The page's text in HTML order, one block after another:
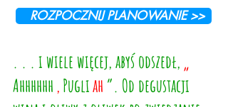
ROZPOCZNIJ PLANOWANIE >>
. . . i wiele więcej, abyś odszedł, „
Ahhhhhh,Pugliah ”. Od degustacji